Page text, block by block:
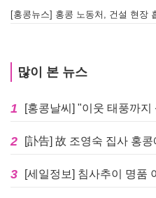
[홍콩뉴스] 홍콩 노동처, 건설 현장
많이 본 뉴스
1
2 [訃告] 故 조영숙 집사 홍
3